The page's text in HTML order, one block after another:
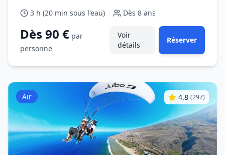
3 h (20 min sous l'eau)
Dès 8 ans
Dès 90 € par
personne
Voir
détails
Réserver
Air 4.8 (297)